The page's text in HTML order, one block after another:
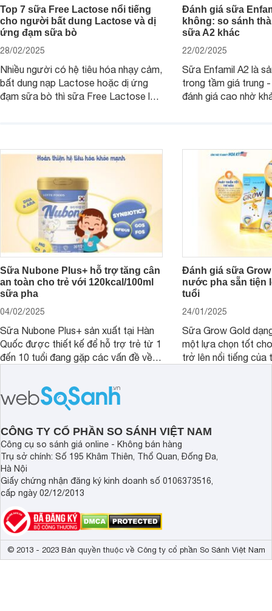
Top 7 sữa Free Lactose nổi tiếng
cho người bất dung Lactose và dị
ứng đạm sữa bò
28/02/2025
Nhiều người có hệ tiêu hóa nhạy cảm,
bất dung nạp Lactose hoặc dị ứng
đạm sữa bò thì sữa Free Lactose là
người lớn, giúp giải quyết tình trạng rối
loạn tiêu hóa, hấp thu dễ dàng hơn.
Đánh giá sữa
không: so sánh
sữa A2 khác
22/02/2025
Sữa Enfamil A2 là
trong tầm giá trung
đánh giá cao nhờ
dưỡng toàn diện
Sữa Nubone Plus+ hỗ trợ tăng cân
an toàn cho trẻ với 120kcal/100ml
sữa pha
04/02/2025
Sữa Nubone Plus+ sản xuất tại Hàn
Quốc được thiết kế để hỗ trợ trẻ từ 1
đến 10 tuổi đang gặp các vấn đề về
dinh dưỡng. Sản phẩm đến từ thương
hiệu Lotte đứng số 1 Hàn Quốc, với
mức giá thành ổn phù hợp với người
dùng Việt.
Đánh giá sữa
nước pha sẵn tiện
tuổi
24/01/2025
Sữa Grow Gold
một lựa chọn tốt
trở lên nổi tiếng của
giác.
CÔNG TY CỔ PHẦN SO SÁNH VIỆT NAM
Công cụ so sánh giá online - Không bán hàng
Trụ sở chính: Số 195 Khâm Thiên, Thổ Quan, Đống Đa,
Hà Nội
Giấy chứng nhận đăng ký kinh doanh số 0106373516,
cấp ngày 02/12/2013
© 2013 - 2023 Bản quyền thuộc về Công ty cổ phần So Sánh Việt Nam